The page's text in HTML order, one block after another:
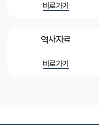
바로가기
역사자료
바로가기